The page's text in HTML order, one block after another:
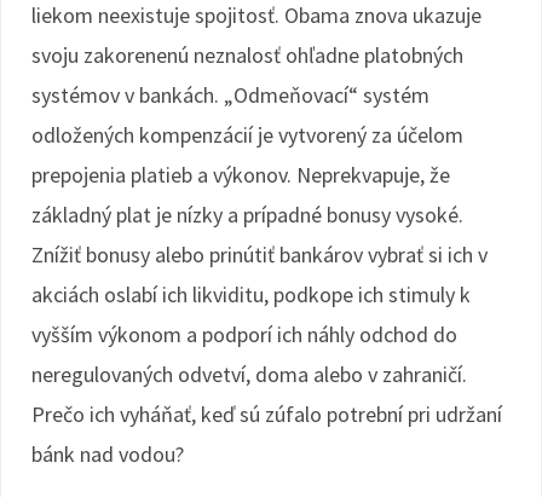
liekom neexistuje spojitosť. Obama znova ukazuje
svoju zakorenenú neznalosť ohľadne platobných
systémov v bankách. „Odmeňovací“ systém
odložených kompenzácií je vytvorený za účelom
prepojenia platieb a výkonov. Neprekvapuje, že
základný plat je nízky a prípadné bonusy vysoké.
Znížiť bonusy alebo prinútiť bankárov vybrať si ich v
akciách oslabí ich likviditu, podkope ich stimuly k
vyšším výkonom a podporí ich náhly odchod do
neregulovaných odvetví, doma alebo v zahraničí.
Prečo ich vyháňať, keď sú zúfalo potrební pri udržaní
bánk nad vodou?